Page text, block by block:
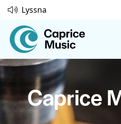
Lyssna
Caprice